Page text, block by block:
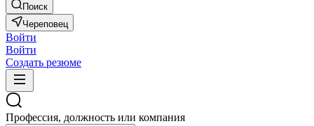
Поиск
Череповец
Войти
Войти
Создать резюме
Профессия, должность или компания